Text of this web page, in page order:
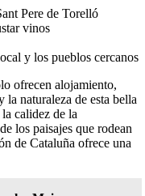
Pere de Torelló
vinos
y los pueblos cercanos
ofrecen alojamiento,
naturaleza de esta bella
calidez de la
los paisajes que rodean
de Cataluña ofrece una